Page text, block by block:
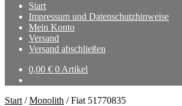
Start
Impressum und Datenschutzhinweise
Mein Konto
Versand
Versand abschließen
0,00 € 0 Artikel
Start /Monolith /Fiat 51770835